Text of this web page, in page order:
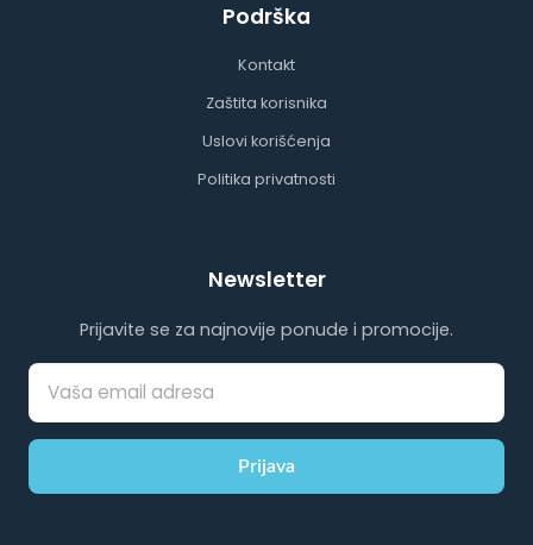
Podrška
Kontakt
Zaštita korisnika
Uslovi korišćenja
Politika privatnosti
Newsletter
Prijavite se za najnovije ponude i promocije.
Prijava